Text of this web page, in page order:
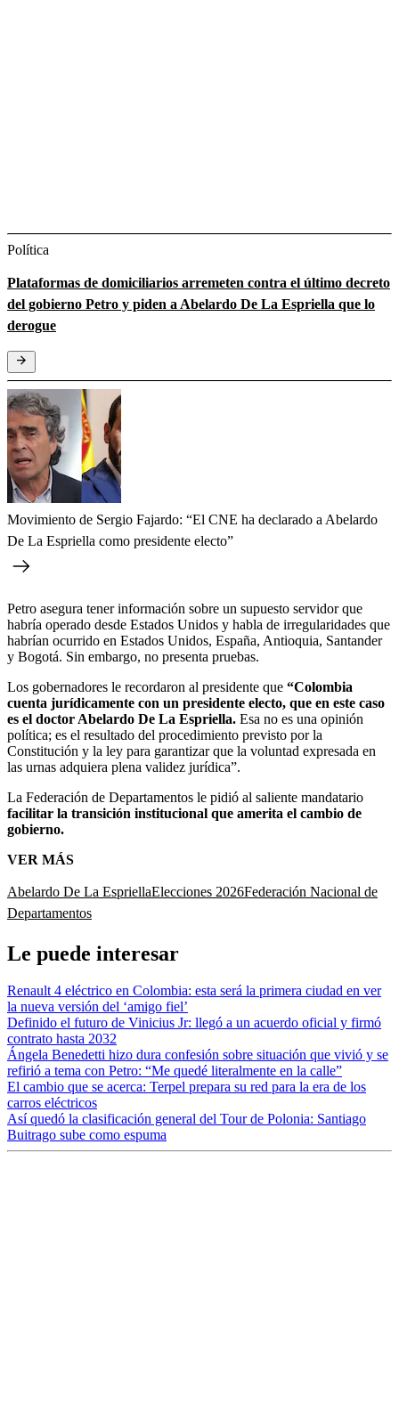
Política
Plataformas de domiciliarios arremeten contra el último decreto
del gobierno Petro y piden a Abelardo De La Espriella que lo
derogue
Movimiento de Sergio Fajardo: “El CNE ha declarado a Abelardo
De La Espriella como presidente electo”
Petro asegura tener información sobre un supuesto servidor que
habría operado desde Estados Unidos y habla de irregularidades que
habrían ocurrido en Estados Unidos, España, Antioquia, Santander
y Bogotá. Sin embargo, no presenta pruebas.
Los gobernadores le recordaron al presidente que “Colombia
cuenta jurídicamente con un presidente electo, que en este caso
es el doctor Abelardo De La Espriella. Esa no es una opinión
política; es el resultado del procedimiento previsto por la
Constitución y la ley para garantizar que la voluntad expresada en
las urnas adquiera plena validez jurídica”.
La Federación de Departamentos le pidió al saliente mandatario
facilitar la transición institucional que amerita el cambio de
gobierno.
VER MÁS
Abelardo De La EspriellaElecciones 2026Federación Nacional de
Departamentos
Le puede interesar
Renault 4 eléctrico en Colombia: esta será la primera ciudad en ver
la nueva versión del ‘amigo fiel’
Definido el futuro de Vinicius Jr: llegó a un acuerdo oficial y firmó
contrato hasta 2032
Ángela Benedetti hizo dura confesión sobre situación que vivió y se
refirió a tema con Petro: “Me quedé literalmente en la calle”
El cambio que se acerca: Terpel prepara su red para la era de los
carros eléctricos
Así quedó la clasificación general del Tour de Polonia: Santiago
Buitrago sube como espuma